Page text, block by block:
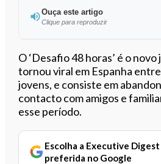
Ouça este artigo
Clique para reproduzir
Ouvir este
O ‘Desafio 48 horas’ é o novo
tornou viral em Espanha entre
jovens, e consiste em
contacto com amigos e
esse período.
Escolha a Executive
preferida no Google